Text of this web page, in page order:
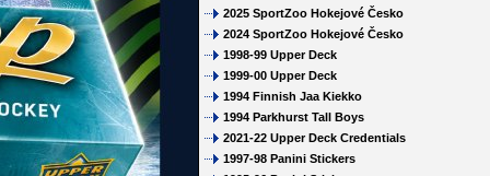
2025 SportZoo Hokejové Česko
2024 SportZoo Hokejové Česko
1998-99 Upper Deck
1999-00 Upper Deck
1994 Finnish Jaa Kiekko
1994 Parkhurst Tall Boys
2021-22 Upper Deck Credentials
1997-98 Panini Stickers